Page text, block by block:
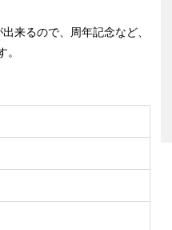
来るので、周年記念など、